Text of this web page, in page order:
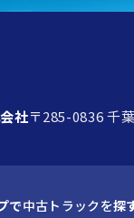
社〒285-0836 千
で中古トラックを探